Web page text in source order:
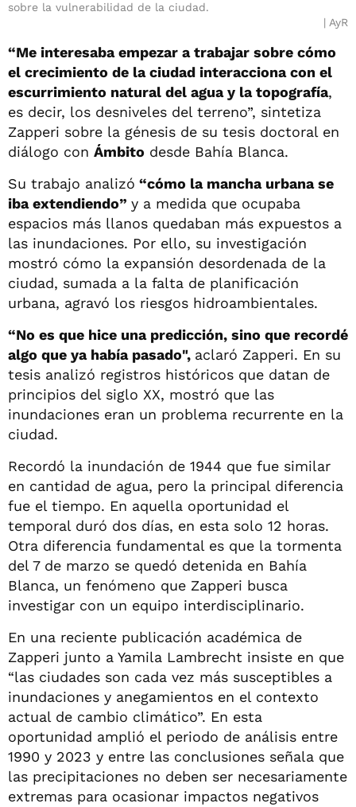
sobre la vulnerabilidad de la ciudad.
AyR
“Me interesaba empezar a trabajar sobre cómo
el crecimiento de la ciudad interacciona con el
escurrimiento natural del agua y la topografía,
es decir, los desniveles del terreno”, sintetiza
Zapperi sobre la génesis de su tesis doctoral en
diálogo con Ámbito desde Bahía Blanca.
Su trabajo analizó “cómo la mancha urbana se
iba extendiendo” y a medida que ocupaba
espacios más llanos quedaban más expuestos a
las inundaciones. Por ello, su investigación
mostró cómo la expansión desordenada de la
ciudad, sumada a la falta de planificación
urbana, agravó los riesgos hidroambientales.
“No es que hice una predicción, sino que recordé
algo que ya había pasado", aclaró Zapperi. En su
tesis analizó registros históricos que datan de
principios del siglo XX, mostró que las
inundaciones eran un problema recurrente en la
ciudad.
Recordó la inundación de 1944 que fue similar
en cantidad de agua, pero la principal diferencia
fue el tiempo. En aquella oportunidad el
temporal duró dos días, en esta solo 12 horas.
Otra diferencia fundamental es que la tormenta
del 7 de marzo se quedó detenida en Bahía
Blanca, un fenómeno que Zapperi busca
investigar con un equipo interdisciplinario.
En una reciente publicación académica de
Zapperi junto a Yamila Lambrecht insiste en que
“las ciudades son cada vez más susceptibles a
inundaciones y anegamientos en el contexto
actual de cambio climático”. En esta
oportunidad amplió el periodo de análisis entre
1990 y 2023 y entre las conclusiones señala que
las precipitaciones no deben ser necesariamente
extremas para ocasionar impactos negativos